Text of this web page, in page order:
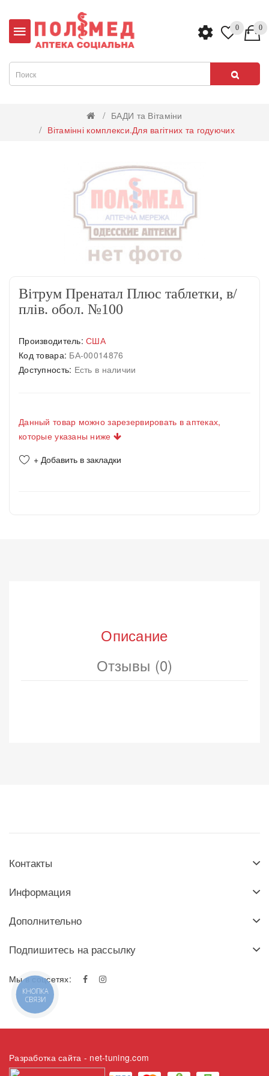
0 0
БАДИ та Вітаміни
Вітамінні комплекси.Для вагітних та годуючих
Вітрум Пренатал Плюс таблетки, в/
плів. обол. №100
Производитель:США
Код товара: БА-00014876
Доступность: Есть в наличии
Данный товар можно зарезервировать в аптеках,
которые указаны ниже
+ Добавить в закладки
Описание
Отзывы (0)
Контакты
Информация
Дополнительно
Подпишитесь на рассылку
Мы в соцсетях:
Разработка сайта - net-tuning.com
КНОПКА
СВЯЗИ